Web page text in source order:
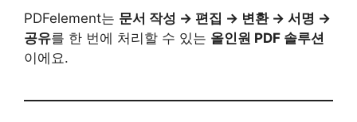
PDFelement는 문서 작성 → 편집 → 변환 → 서명 →
공유를 한 번에 처리할 수 있는 올인원 PDF 솔루션
이에요.